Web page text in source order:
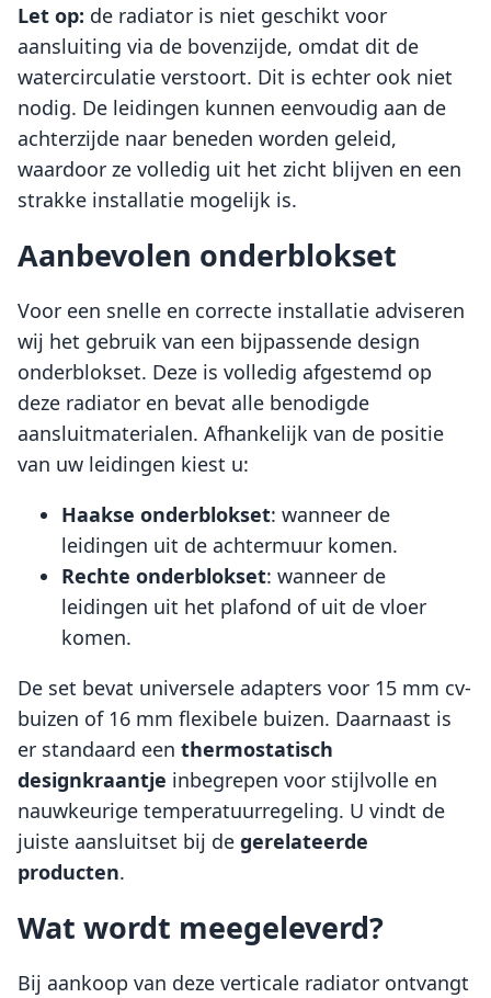
Let op: de radiator is niet geschikt voor
aansluiting via de bovenzijde, omdat dit de
watercirculatie verstoort. Dit is echter ook niet
nodig. De leidingen kunnen eenvoudig aan de
achterzijde naar beneden worden geleid,
waardoor ze volledig uit het zicht blijven en een
strakke installatie mogelijk is.
Aanbevolen onderblokset
Voor een snelle en correcte installatie adviseren
wij het gebruik van een bijpassende design
onderblokset. Deze is volledig afgestemd op
deze radiator en bevat alle benodigde
aansluitmaterialen. Afhankelijk van de positie
van uw leidingen kiest u:
Haakse onderblokset: wanneer de
leidingen uit de achtermuur komen.
Rechte onderblokset: wanneer de
leidingen uit het plafond of uit de vloer
komen.
De set bevat universele adapters voor 15 mm cv-
buizen of 16 mm flexibele buizen. Daarnaast is
er standaard een thermostatisch
designkraantje inbegrepen voor stijlvolle en
nauwkeurige temperatuurregeling. U vindt de
juiste aansluitset bij de gerelateerde
producten.
Wat wordt meegeleverd?
Bij aankoop van deze verticale radiator ontvangt